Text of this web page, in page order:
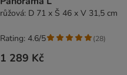
růžová: D 71 x Š 46 x V 31,5 cm
1 289 Kč
Rating: 4.6/5 (28)